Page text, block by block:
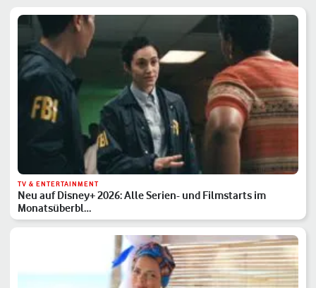
TV & ENTERTAINMENT
Neu auf Disney+ 2026: Alle Serien- und Filmstarts im
Monatsüberbl…